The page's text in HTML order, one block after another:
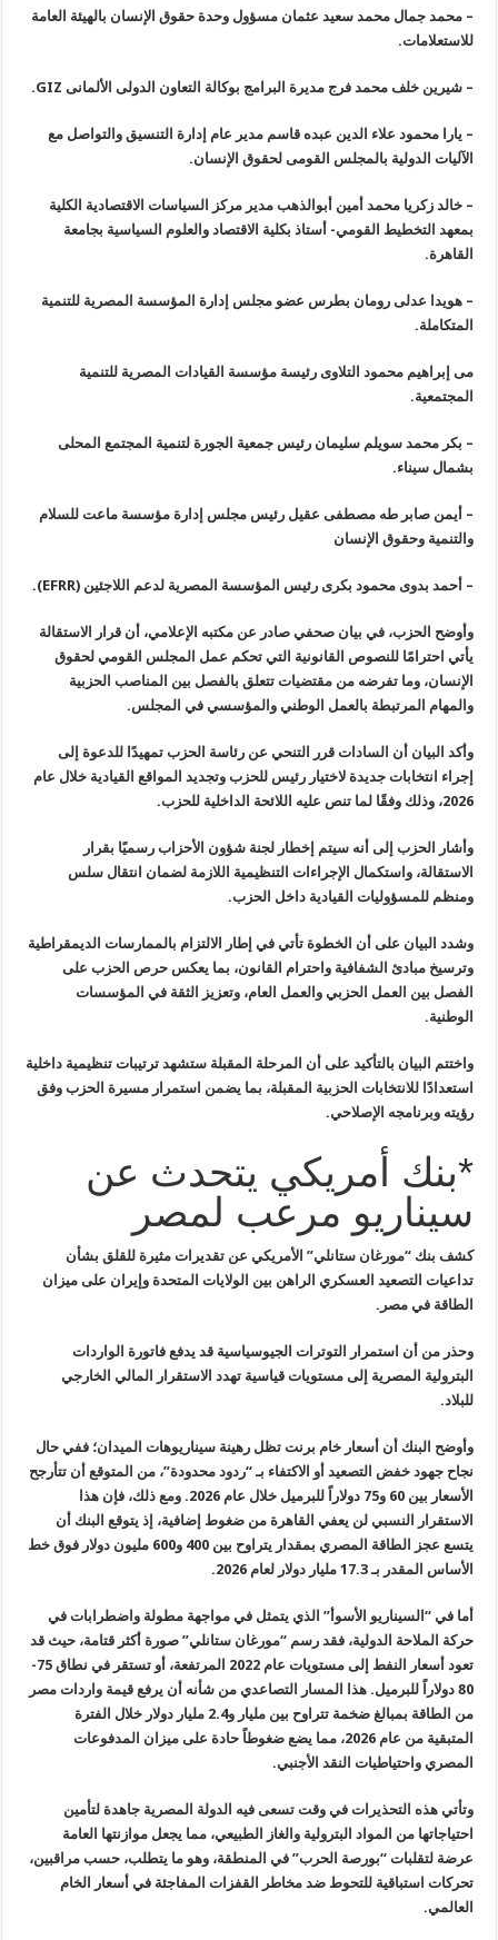
–محمد جمال محمد سعيد عثمان مسؤول وحدة حقوق الإنسان بالهيئة العامة
للاستعلامات.
–شيرين خلف محمد فرج مديرة البرامج بوكالة التعاون الدولى الألمانى
– يارا محمود علاء الدين عبده قاسم مدير عام إدارة التنسيق والتواصل مع
الآليات الدولية بالمجلس القومى لحقوق الإنسان.
–خالد زكريا محمد أمين أبوالذهب مدير مركز السياسات الاقتصادية الكلية
بمعهد التخطيط القومي- أستاذ بكلية الاقتصاد والعلوم السياسية بجامعة
القاهرة.
–هويدا عدلى رومان بطرس عضو مجلس إدارة المؤسسة المصرية للتنمية
المتكاملة.
مى إبراهيم محمود التلاوى رئيسة مؤسسة القيادات المصرية للتنمية
المجتمعية.
– بكر محمد سويلم سليمان رئيس جمعية الجورة لتنمية المجتمع المحلى
بشمال سيناء.
– أيمن صابر طه مصطفى عقيل رئيس مجلس إدارة مؤسسة ماعت للسلام
والتنمية وحقوق الإنسان
– أحمد بدوى محمود بكرى رئيس المؤسسة المصرية لدعم اللاجئين (EFRR).
وأوضح الحزب، في بيان صحفي صادر عن مكتبه الإعلامي، أن قرار الاستقالة
يأتي احترامًا للنصوص القانونية التي تحكم عمل المجلس القومي لحقوق
الإنسان، وما تفرضه من مقتضيات تتعلق بالفصل بين المناصب الحزبية
والمهام المرتبطة بالعمل الوطني والمؤسسي في المجلس.
وأكد البيان أن السادات قرر
التنحي عن رئاسة الحزب تمهيدًا للدعوة إلى
إجراء انتخابات جديدة لاختيار رئيس للحزب وتجديد المواقع القيادية خلال عام
2026، وذلك وفقًا لما تنص
عليه اللائحة الداخلية للحزب.
وأشار الحزب إلى أنه سيتم إخطار لجنة شؤون الأحزاب رسميًا بقرار
الاستقالة، واستكمال الإجراءات التنظيمية اللازمة لضمان انتقال سلس
ومنظم للمسؤوليات القيادية داخل الحزب.
وشدد البيان على أن الخطوة تأتي في إطار الالتزام بالممارسات الديمقراطية
وترسيخ مبادئ الشفافية واحترام القانون، بما يعكس حرص الحزب على
الفصل بين العمل الحزبي والعمل العام، وتعزيز الثقة في المؤسسات
الوطنية.
واختتم البيان بالتأكيد على أن المرحلة المقبلة ستشهد ترتيبات تنظيمية داخلية
استعدادًا للانتخابات الحزبية المقبلة، بما يضمن استمرار مسيرة الحزب وفق
رؤيته وبرنامجه الإصلاحي.
*بنك أمريكي يتحدث عن
سيناريو مرعب لمصر
كشف بنك “مورغان ستانلي” الأمريكي عن تقديرات مثيرة للقلق بشأن
تداعيات التصعيد العسكري الراهن بين الولايات المتحدة وإيران على ميزان
الطاقة في مصر.
وحذر من أن استمرار التوترات الجيوسياسية قد يدفع فاتورة الواردات
البترولية المصرية إلى مستويات قياسية تهدد الاستقرار المالي الخارجي
للبلاد.
وأوضح البنك أن أسعار خام برنت تظل رهينة سيناريوهات الميدان؛ ففي حال
نجاح جهود خفض التصعيد أو الاكتفاء بـ “ردود محدودة”، من المتوقع أن تتأرجح
الأسعار بين 60 و75 دولاراً للبرميل خلال عام 2026. ومع ذلك، فإن هذا
الاستقرار النسبي لن يعفي القاهرة من ضغوط إضافية، إذ يتوقع البنك أن
يتسع
عجز الطاقة المصري بمقدار يتراوح بين 400 و600 مليون دولار فوق خط
الأساس المقدر بـ 17.3 مليار دولار لعام 2026 .
أما في “السيناريو الأسوأ” الذي يتمثل في مواجهة مطولة واضطرابات في
حركة الملاحة الدولية، فقد رسم “مورغان ستانلي” صورة أكثر قتامة، حيث قد
تعود أسعار النفط إلى مستويات عام 2022 المرتفعة، أو تستقر في نطاق 75-
80 دولاراً للبرميل. هذا المسار التصاعدي من شأنه أن يرفع قيمة واردات مصر
من الطاقة بمبالغ ضخمة تتراوح بين مليار و2.4 مليار دولار خلال الفترة
المتبقية من عام 2026، مما يضع ضغوطاً حادة على ميزان المدفوعات
المصري واحتياطيات النقد الأجنبي.
وتأتي هذه التحذيرات في وقت تسعى فيه الدولة المصرية جاهدة لتأمين
احتياجاتها من المواد البترولية والغاز الطبيعي، مما يجعل موازنتها العامة
عرضة لتقلبات “بورصة الحرب” في المنطقة، وهو ما يتطلب، حسب مراقبين،
تحركات استباقية للتحوط ضد مخاطر القفزات المفاجئة في أسعار الخام
العالمي.